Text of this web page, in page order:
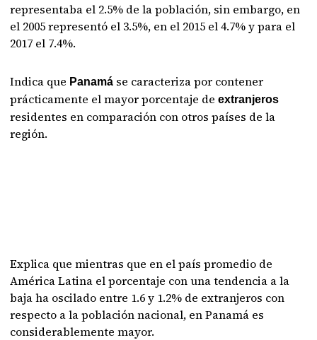
representaba el 2.5% de la población, sin embargo, en
el 2005 representó el 3.5%, en el 2015 el 4.7% y para el
2017 el 7.4%.
Indica que Panamá se caracteriza por contener
prácticamente el mayor porcentaje deextranjeros
residentes en comparación con otros países de la
región.
Explica que mientras que en el país promedio de
América Latina el porcentaje con una tendencia a la
baja ha oscilado entre 1.6 y 1.2% de extranjeros con
respecto a la población nacional, en Panamá es
considerablemente mayor.